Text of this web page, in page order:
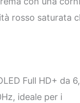
rosso saturata
Full HD+ da
ideale per i